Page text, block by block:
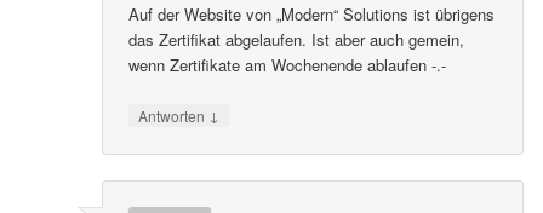
Auf der Website von „Modern“ Solutions ist übrigens
das Zertifikat abgelaufen. Ist aber auch gemein,
wenn Zertifikate am Wochenende ablaufen -.-
Antworten ↓